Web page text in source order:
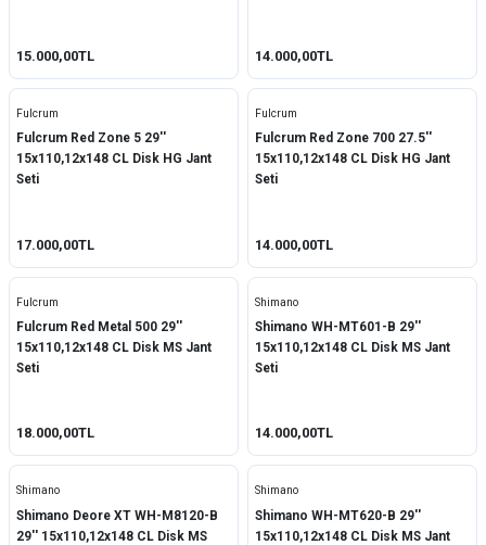
15.000,00TL 14.000,00TL
Fulcrum
Fulcrum Red Zone 5 29''
15x110,12x148 CL Disk HG Jant
Seti
17.000,00TL
Fulcrum
Fulcrum Red Zone 700 27.5''
15x110,12x148 CL Disk HG Jant
Seti
14.000,00TL
Fulcrum
Fulcrum Red Metal 500 29''
15x110,12x148 CL Disk MS Jant
Seti
18.000,00TL
Shimano
Shimano WH-MT601-B 29''
15x110,12x148 CL Disk MS Jant
Seti
14.000,00TL
Shimano
Shimano Deore XT WH-M8120-B
29'' 15x110,12x148 CL Disk MS
Shimano
Shimano WH-MT620-B 29''
15x110,12x148 CL Disk MS Jant